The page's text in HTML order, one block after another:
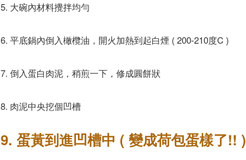
5. 大碗內材料攪拌均勻
6. 平底鍋內倒入橄欖油，開火加熱到起白煙 ( 200-210度C )
7. 倒入蛋白肉泥，稍煎一下，修成圓餅狀
8. 肉泥中央挖個凹槽
9. 蛋黃到進凹槽中 ( 變成荷包蛋樣了!! )